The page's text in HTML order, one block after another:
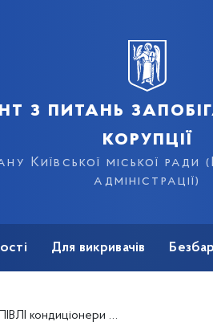
з питань
корупції
Київської міської ради
адміністрації)
Для викривачів
кондиціонери 2025